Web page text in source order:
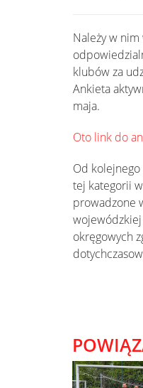
Należy w nim
klubów za
Ankieta
maja.
Oto link do
Od
tej kategorii
prowadzone
okręgowych